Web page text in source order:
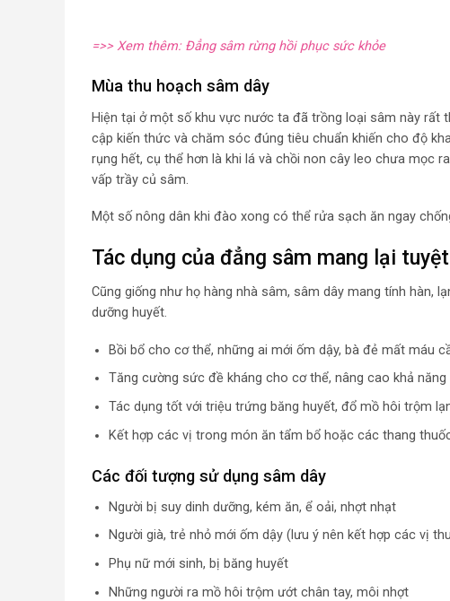
=>> Xem thêm: Đẳng sâm rừng hồi phục sức khỏe
Mùa thu hoạch sâm dây
Hiện tại ở một số khu vực nước ta đã trồng loại sâm này rất
cập kiến thức và chăm sóc đúng tiêu chuẩn khiến cho độ
rụng hết, cụ thể hơn là khi lá và chồi non cây leo chưa mọc
vấp trầy củ sâm.
Một số nông dân khi đào xong có thể rửa sạch ăn ngay
Tác dụng của đẳng sâm mang lại
Cũng giống như họ hàng nhà sâm, sâm dây mang tính hàn,
dưỡng huyết.
Bồi bổ cho cơ thể, những ai mới ốm dậy, bà đẻ mất máu
Tăng cường sức đề kháng cho cơ thể, nâng cao khả
Tác dụng tốt với triệu trứng băng huyết, đổ mồ hôi trộm
Kết hợp các vị trong món ăn tẩm bổ hoặc các thang
Các đối tượng sử dụng sâm dây
Người bị suy dinh dưỡng, kém ăn, ể oải, nhợt nhạt
Người già, trẻ nhỏ mới ốm dậy (lưu ý nên kết hợp các vị
Phụ nữ mới sinh, bị băng huyết
Những người ra mồ hôi trộm ướt chân tay, môi nhợt